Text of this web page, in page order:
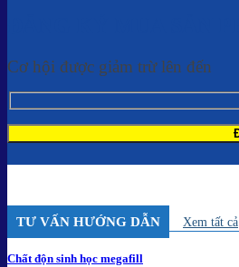
Cơ hội được giảm trừ lên đến
TƯ VẤN HƯỚNG DẪN Xem tất cả
Chất độn sinh học megafill